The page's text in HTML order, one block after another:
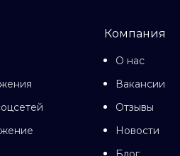
Компания
О нас
Вакансии
Отзывы
Новости